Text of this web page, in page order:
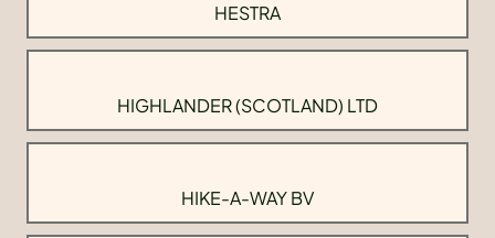
HESTRA
HIGHLANDER (SCOTLAND) LTD
HIKE-A-WAY BV